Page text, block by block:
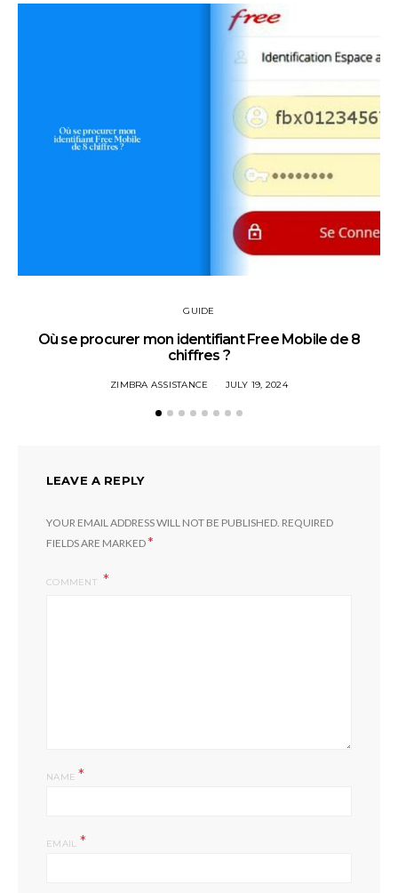
GUIDE
Où se procurer mon identifiant Free Mobile de 8
chiffres ?
ZIMBRA ASSISTANCE JULY 19, 2024
LEAVE A REPLY
YOUR EMAIL ADDRESS WILL NOT BE PUBLISHED. REQUIRED
FIELDS ARE MARKED*
COMMENT
NAME*
EMAIL *